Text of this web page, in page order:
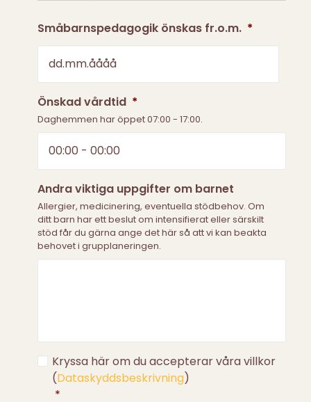
Småbarnspedagogik önskas fr.o.m. *
punkt
MM
ÅÅÅÅ
Önskad vårdtid *
Daghemmen har öppet 07:00 - 17:00.
Andra viktiga uppgifter om barnet
Allergier, medicinering, eventuella stödbehov. Om
ditt barn har ett beslut om intensifierat eller särskilt
stöd får du gärna ange det här så att vi kan beakta
behovet i grupplaneringen.
Acceptera
villkor *
Kryssa här om du accepterar våra villkor
(Dataskyddsbeskrivning)
*